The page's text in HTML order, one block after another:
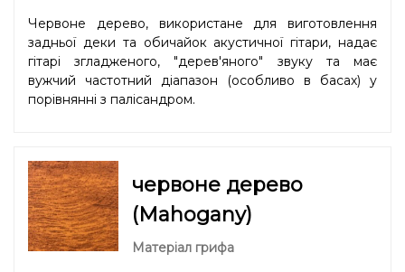
Червоне дерево, використане для виготовлення
задньої деки та обичайок акустичної гітари, надає
гітарі згладженого, "дерев'яного" звуку та має
вужчий частотний діапазон (особливо в басах) у
порівнянні з палісандром.
червоне дерево
(Mahogany)
Матеріал грифа